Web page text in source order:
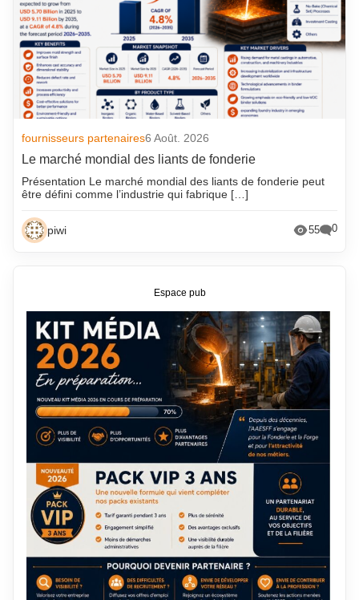
fournisseurs partenaires6 Août. 2026
Le marché mondial des liants de fonderie
Présentation Le marché mondial des liants de fonderie peut
être défini comme l’industrie qui fabrique […]
piwi 55 0
Espace pub